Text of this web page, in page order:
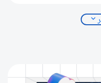
expand_more